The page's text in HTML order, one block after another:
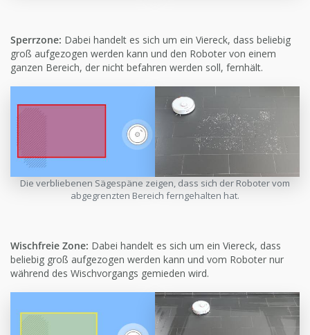
Sperrzone: Dabei handelt es sich um ein Viereck, dass beliebig
groß aufgezogen werden kann und den Roboter von einem
ganzen Bereich, der nicht befahren werden soll, fernhält.
Die verbliebenen Sägespäne zeigen, dass sich der Roboter vom
abgegrenzten Bereich ferngehalten hat.
Wischfreie Zone: Dabei handelt es sich um ein Viereck, dass
beliebig groß aufgezogen werden kann und vom Roboter nur
während des Wischvorgangs gemieden wird.